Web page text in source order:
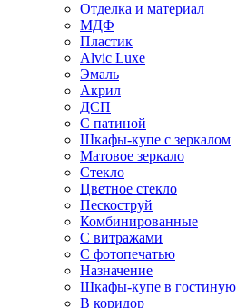
Отделка и материал
МДФ
Пластик
Alvic Luxe
Эмаль
Акрил
ДСП
С патиной
Шкафы-купе с зеркалом
Матовое зеркало
Стекло
Цветное стекло
Пескоструй
Комбинированные
С витражами
С фотопечатью
Назначение
Шкафы-купе в гостиную
В коридор